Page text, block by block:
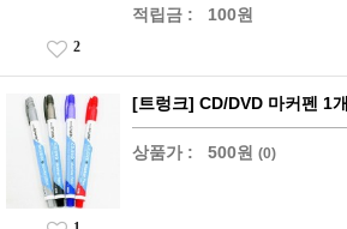
적립금 : 100원
2
[트렁크] CD/DVD 마커펜 1개
상품가 : 500원 (0)